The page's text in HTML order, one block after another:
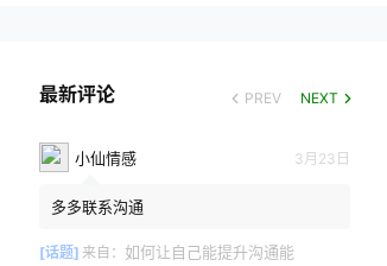
最新评论 PREV NEXT
小仙情感 3月23日
多多联系沟通
[话题] 来自： 如何让自己能提升沟通能